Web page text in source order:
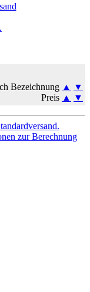
Bezeichnung ▲
▼
Preis ▲ ▼
zur Berechnung